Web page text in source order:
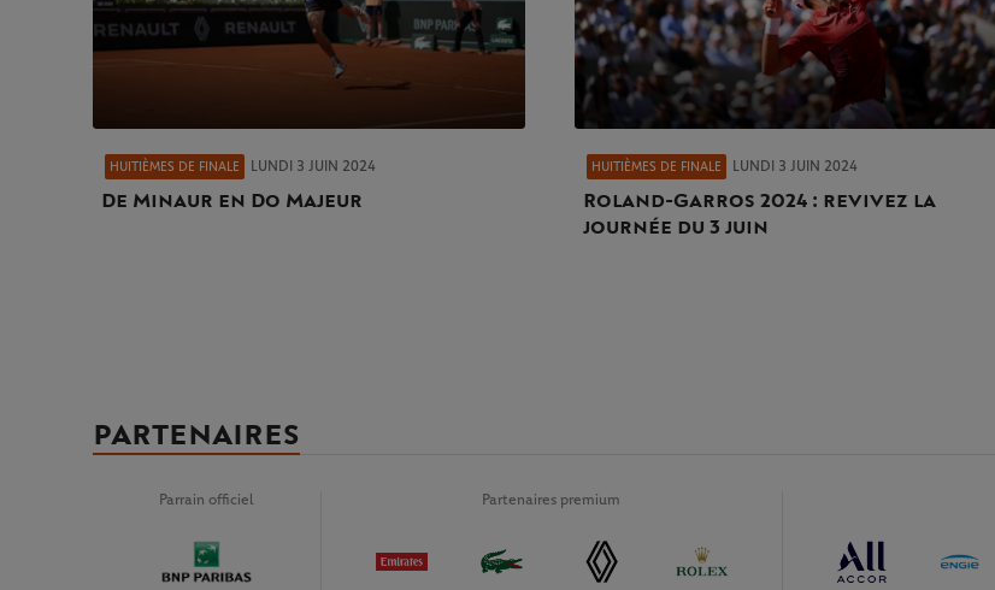
HUITIÈMES DE FINALE LUNDI 3 JUIN 2024
De Minaur en Do Majeur
HUITIÈMES DE FINALE LUNDI 3 JUIN 2024
Roland-Garros 2024 : revivez la
journée du 3 juin
PARTENAIRES
Parrain officiel Partenaires premium